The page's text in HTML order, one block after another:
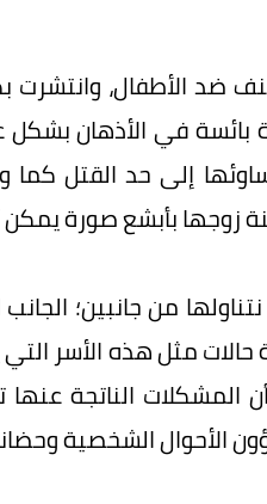
ضد الأطفال، وانتشرت
في الأذهان بشكل
إلى حد القتل كما
زوجها بأبشع صورة
من جانبين؛
حالات مثل هذه الأسر
الناتجة عنها
الأحوال الشخصية